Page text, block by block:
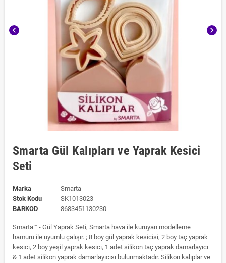
chevron_left chevron_right
Smarta Gül Kalıpları ve Yaprak Kesici
Seti
Marka
Smarta
Stok Kodu
SK1013023
BARKOD
8683451130230
Smarta™ - Gül Yaprak Seti, Smarta hava ile kuruyan modelleme
hamuru ile uyumlu çalışır. ; 8 boy gül yaprak kesicisi, 2 boy taç yaprak
kesici, 2 boy yeşil yaprak kesici, 1 adet silikon taç yaprak damarlayıcı
& 1 adet silikon yaprak damarlayıcısı bulunmaktadır. Silikon kalıplar ve